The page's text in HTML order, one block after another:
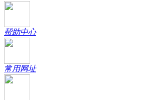
帮助中心
常用网址